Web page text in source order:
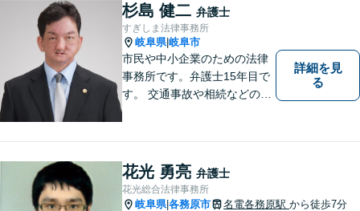
一緒に見つけていきます。
【丁寧なヒアリング】【地域
密着型の法律事務所】
杉島 健二 弁護士
すぎしま法律事務所
岐阜県|岐阜市
市民や中小企業のための法律
事務所です。弁護士15年目で
す。 交通事故や相続などの相
などの家事事件を解決してき
ました。特に交通事故では多
くの後遺障害事故や死亡事故
を解決してきました。
詳細を見
る
花光 勇亮 弁護士
花光総合法律事務所
岐阜県|各務原市 名電各務原駅 から徒歩7分